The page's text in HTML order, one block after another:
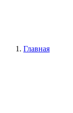
Главная